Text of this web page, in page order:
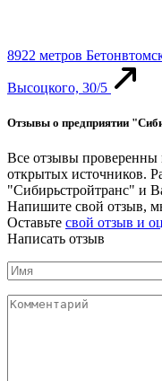
8922 метров
Высоцкого, 30/5
Отзывы о предприятии
Все отзывы проверенны
открытых источников.
"Сибирьстройтранс" и
Напишите свой отзыв,
Оставьте свой отзыв и
Написать отзыв